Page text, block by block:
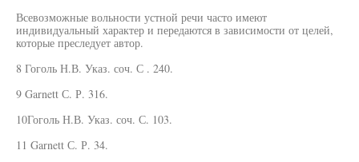
Всевозможные вольности устной речи часто имеют
индивидуальный характер и передаются в зависимости от целей,
которые преследует автор.
8 Гоголь Н.В. Указ. соч. С . 240.
9 Garnett С. Р. 316.
10Гоголь Н.В. Указ. соч. С. 103.
11 Garnett С. Р. 34.